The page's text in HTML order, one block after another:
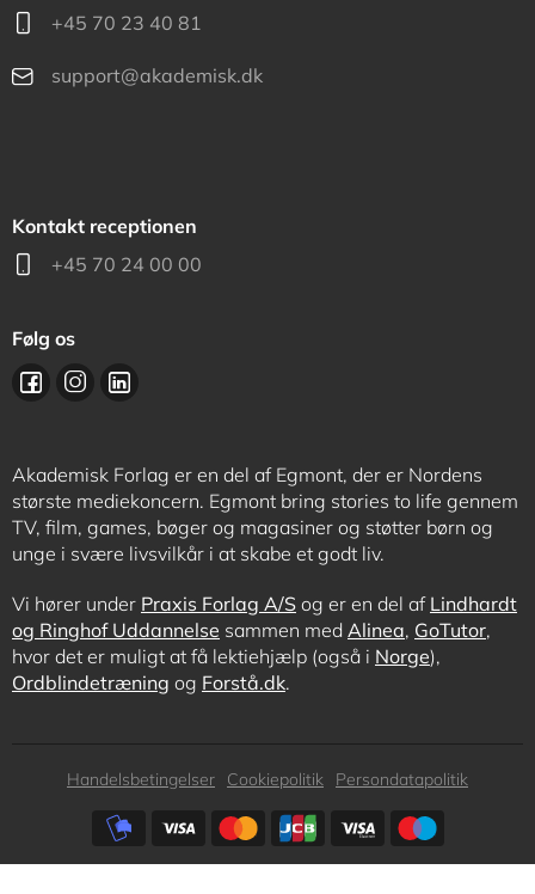
+45 70 23 40 81
support@akademisk.dk
Kontakt receptionen
+45 70 24 00 00
Følg os
Akademisk Forlag er en del af Egmont, der er Nordens
største mediekoncern. Egmont bring stories to life gennem
TV, film, games, bøger og magasiner og støtter børn og
unge i svære livsvilkår i at skabe et godt liv.
Vi hører under Praxis Forlag A/S og er en del af Lindhardt
og Ringhof Uddannelse sammen med Alinea, GoTutor,
hvor det er muligt at få lektiehjælp (også i Norge),
Ordblindetræning og Forstå.dk.
Subfooter
Handelsbetingelser Cookiepolitik
Persondatapolitik
Subfooter
payment
options